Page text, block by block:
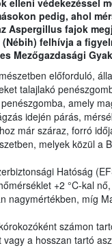
elleni védekezéssel
pedig, ahol
Aspergillus fajok
felhívja a
Mezőgazdasági
előforduló,
talajlakó
amely
idején párás,
már száraz, forró
melyek közül a
Hatóság
+2 °C-kal
nagymértékben, míg
számon
vagy a hosszan tartó